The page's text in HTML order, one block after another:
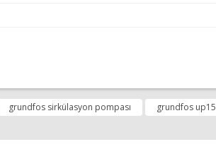
kullanarak tarafımıza iletebilirsiniz.
grundfos sirkülasyon pompası grundfos up15